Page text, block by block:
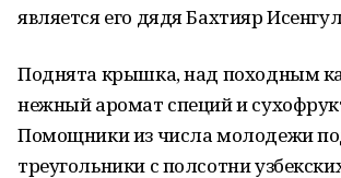
является его дядя Бахтияр
Поднята крышка, над походным
нежный аромат специй и
Помощники из числа молодежи
треугольники с полсотни